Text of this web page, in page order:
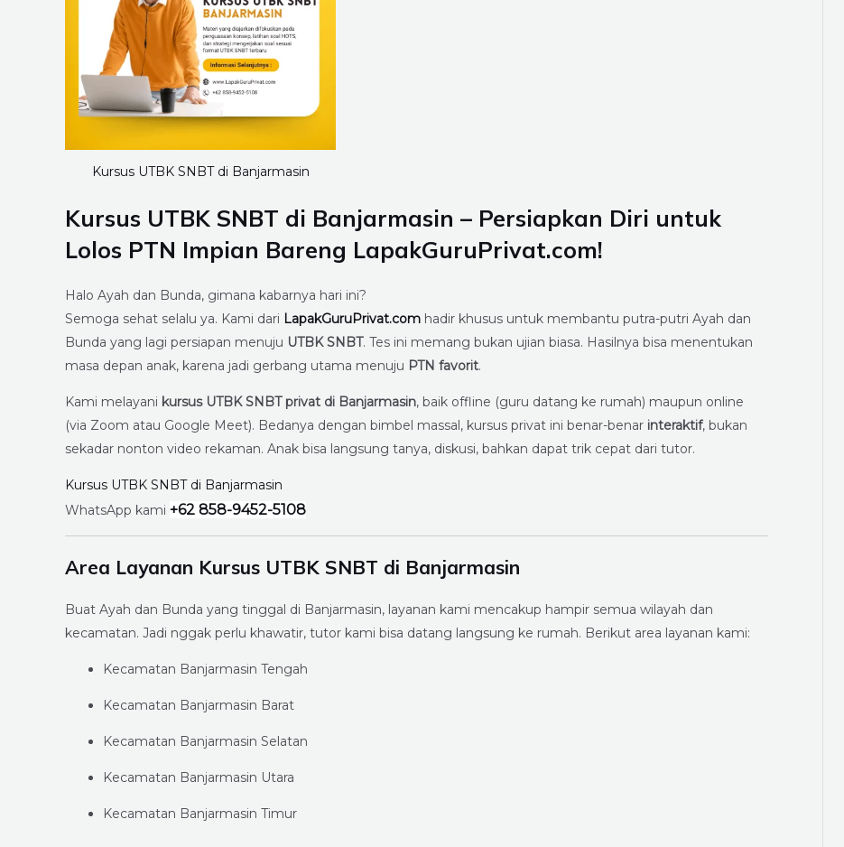
Kursus UTBK SNBT di Banjarmasin
Kursus UTBK SNBT di Banjarmasin – Persiapkan Diri untuk
Lolos PTN Impian Bareng LapakGuruPrivat.com!
Halo Ayah dan Bunda, gimana kabarnya hari ini?
Semoga sehat selalu ya. Kami dari LapakGuruPrivat.com hadir khusus untuk membantu putra-putri Ayah dan
Bunda yang lagi persiapan menuju UTBK SNBT. Tes ini memang bukan ujian biasa. Hasilnya bisa menentukan
masa depan anak, karena jadi gerbang utama menuju PTN favorit.
Kami melayani kursus UTBK SNBT privat di Banjarmasin, baik offline (guru datang ke rumah) maupun online
(via Zoom atau Google Meet). Bedanya dengan bimbel massal, kursus privat ini benar-benar interaktif, bukan
sekadar nonton video rekaman. Anak bisa langsung tanya, diskusi, bahkan dapat trik cepat dari tutor.
Kursus UTBK SNBT di Banjarmasin
WhatsApp kami +62 858-9452-5108
Area Layanan Kursus UTBK SNBT di Banjarmasin
Buat Ayah dan Bunda yang tinggal di Banjarmasin, layanan kami mencakup hampir semua wilayah dan
kecamatan. Jadi nggak perlu khawatir, tutor kami bisa datang langsung ke rumah. Berikut area layanan kami:
Kecamatan Banjarmasin Tengah
Kecamatan Banjarmasin Barat
Kecamatan Banjarmasin Selatan
Kecamatan Banjarmasin Utara
Kecamatan Banjarmasin Timur